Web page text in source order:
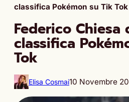
classifica Pokémon su Tik Tok
Federico Chiesa
classifica
Tok
Elisa Cosmai10 Novembre